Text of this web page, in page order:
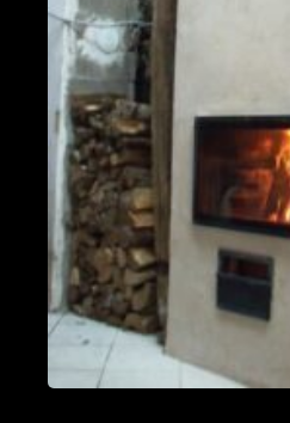
Mantry 39230
Poêle Oxalibre
Coufouleux 81800
Poêle de
Corbel 73160
Poêle M sous
Fontaine-lès-